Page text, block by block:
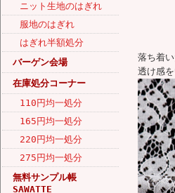
ニット生地のはぎれ
服地のはぎれ
はぎれ半額処分
バーゲン会場
在庫処分コーナー
110円均一処分
165円均一処分
220円均一処分
275円均一処分
無料サンプル帳
SAWATTE
落ち着
透け感